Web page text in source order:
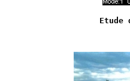
Etude